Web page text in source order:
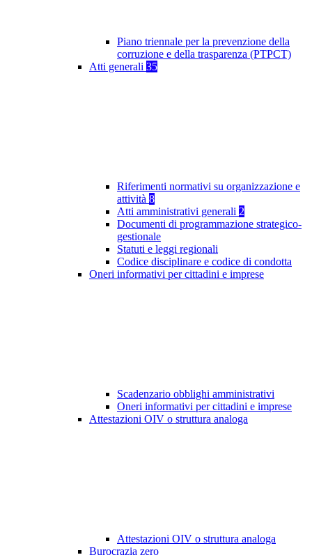
Piano triennale per la prevenzione della
corruzione e della trasparenza (PTPCT)
Atti generali 35
Riferimenti normativi su organizzazione e
attività 8
Atti amministrativi generali 2
Documenti di programmazione strategico-
gestionale
Statuti e leggi regionali
Codice disciplinare e codice di condotta
Oneri informativi per cittadini e imprese
Scadenzario obblighi amministrativi
Oneri informativi per cittadini e imprese
Attestazioni OIV o struttura analoga
Attestazioni OIV o struttura analoga
Burocrazia zero